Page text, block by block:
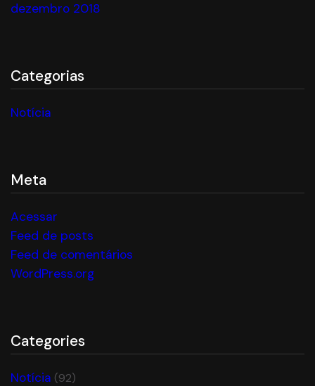
dezembro 2018
Categorias
Notícia
Meta
Acessar
Feed de posts
Feed de comentários
WordPress.org
Categories
Notícia (92)